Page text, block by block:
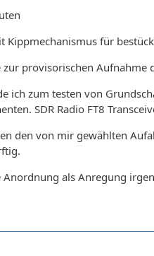
für
provisorischen Aufnahme
ich zum testen von
SDR Radio FT8
den von mir gewählten
Anordnung als Anregung